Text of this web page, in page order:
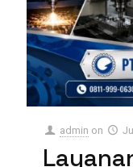
admin on